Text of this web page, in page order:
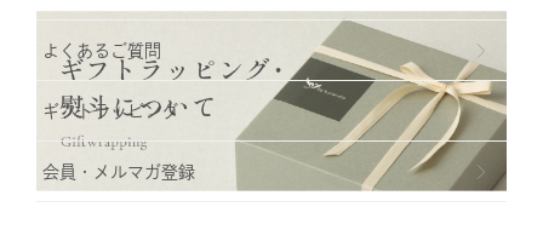
よくあるご質問
ギフトラッビング
会員・メルマガ登録